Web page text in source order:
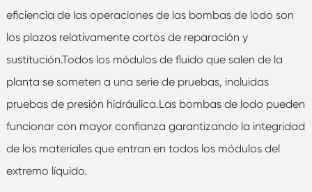
eficiencia de las operaciones de las bombas de lodo son
los plazos relativamente cortos de reparación y
sustitución.Todos los módulos de fluido que salen de la
planta se someten a una serie de pruebas, incluidas
pruebas de presión hidráulica.Las bombas de lodo pueden
funcionar con mayor confianza garantizando la integridad
de los materiales que entran en todos los módulos del
extremo líquido.